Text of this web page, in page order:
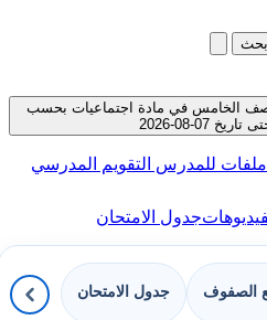
بحث
الخامس في مادة اجتماعيات بحسب
07-08-2026
ملفات للمدرس التقويم المدرسي
جدول الامتحان
الصفوف جدول الامتحان